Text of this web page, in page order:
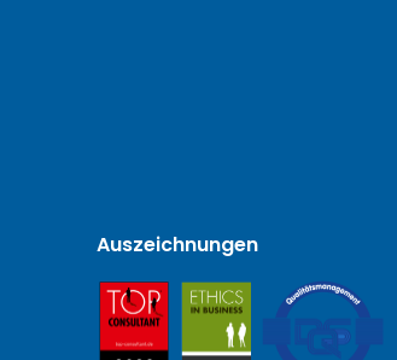
Auszeichnungen